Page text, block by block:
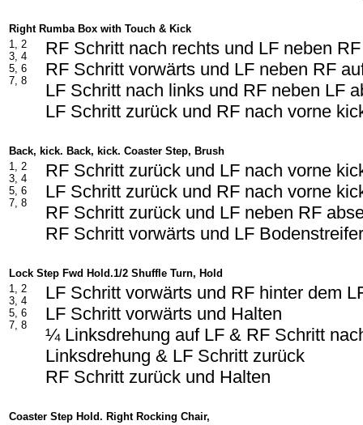
Right Rumba Box with Touch & Kick
1, 2
3, 4
5, 6
7, 8
RF Schritt nach rechts und LF neben
RF Schritt vorwärts und LF neben RF
LF Schritt nach links und RF neben LF
LF Schritt zurück und RF nach vorne
Back, kick. Back, kick. Coaster Step, Brush
1, 2
3, 4
5, 6
7, 8
RF Schritt zurück und LF nach vorne
LF Schritt zurück und RF nach vorne
RF Schritt zurück und LF neben RF
RF Schritt vorwärts und LF
Lock Step Fwd Hold.1/2 Shuffle Turn, Hold
1, 2
3, 4
5, 6
7, 8
LF Schritt vorwärts und RF hinter dem
LF Schritt vorwärts und Halten
¼ Linksdrehung auf LF & RF Schritt
Linksdrehung & LF Schritt zurück
RF Schritt zurück und Halten
Coaster Step Hold. Right Rocking Chair,